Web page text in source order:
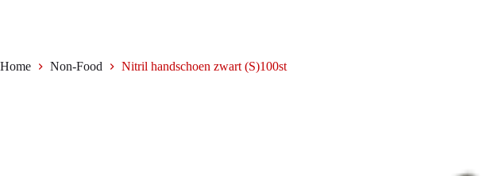
Home Non-Food Nitril handschoen zwart (S)100st